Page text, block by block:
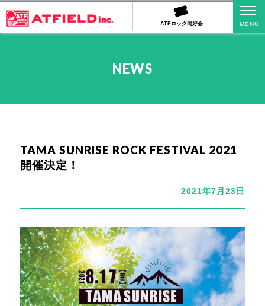
ATFロック同好会
NEWS
TAMA SUNRISE ROCK FESTIVAL 2021
開催決定！
2021年7月23日